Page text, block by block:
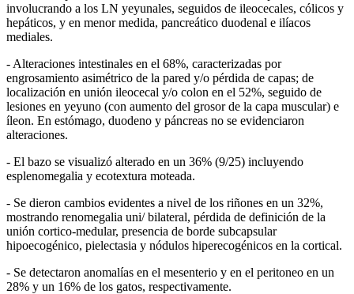
involucrando a los LN yeyunales, seguidos de ileocecales, cólicos y
hepáticos, y en menor medida, pancreático duodenal e ilíacos
mediales.
- Alteraciones intestinales en el 68%, caracterizadas por
engrosamiento asimétrico de la pared y/o pérdida de capas; de
localización en unión ileocecal y/o colon en el 52%, seguido de
lesiones en yeyuno (con aumento del grosor de la capa muscular) e
íleon. En estómago, duodeno y páncreas no se evidenciaron
alteraciones.
- El bazo se visualizó alterado en un 36% (9/25) incluyendo
esplenomegalia y ecotextura moteada.
- Se dieron cambios evidentes a nivel de los riñones en un 32%,
mostrando renomegalia uni/ bilateral, pérdida de definición de la
unión cortico-medular, presencia de borde subcapsular
hipoecogénico, pielectasia y nódulos hiperecogénicos en la cortical.
- Se detectaron anomalías en el mesenterio y en el peritoneo en un
28% y un 16% de los gatos, respectivamente.